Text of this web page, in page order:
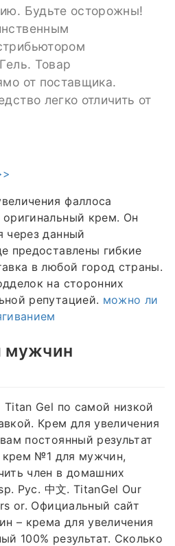
Будьте осторожны!
Товар
от поставщика.
легко отличить от
фаллоса
оригинальный крем. Он
через данный
предоставлены гибкие
в любой город страны.
на сторонних
репутацией. можно ли
мужчин
Titan Gel по самой низкой
Крем для увеличения
постоянный результат
крем №1 для мужчин,
член в домашних
Рус. 中文. TitanGel Our
or. Официальный сайт
– крема для увеличения
100% результат. Сколько